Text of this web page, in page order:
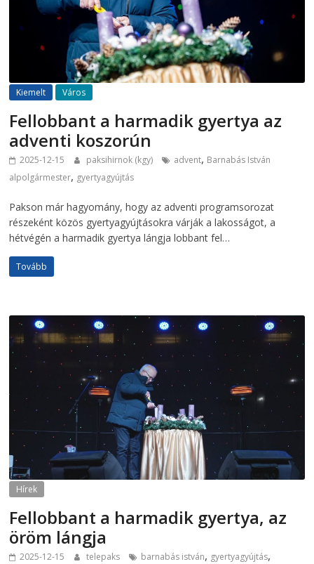
Kiemelt Város
Fellobbant a harmadik gyertya az
adventi koszorún
2025-12-15 paksihirnok (kgy) advent, Barnabás István
alpolgármester, gyertyagyújtás
Pakson már hagyomány, hogy az adventi programsorozat
részeként közös gyertyagyújtásokra várják a lakosságot, a
hétvégén a harmadik gyertya lángja lobbant fel…
Tovább
Hírek
Fellobbant a harmadik gyertya, az
öröm lángja
2025-12-15 telepaks barnabás istván, gyertyagyújtás,